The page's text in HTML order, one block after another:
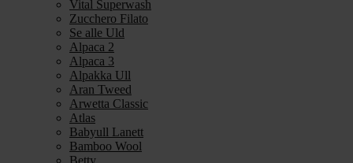
Vital Superwash
Zucchero Filato
Se alle Uld
Alpaca 2
Alpaca 3
Alpakka Ull
Aran Tweed
Arwetta Classic
Atlas
Babyull Lanett
Bamboo Wool
Betty